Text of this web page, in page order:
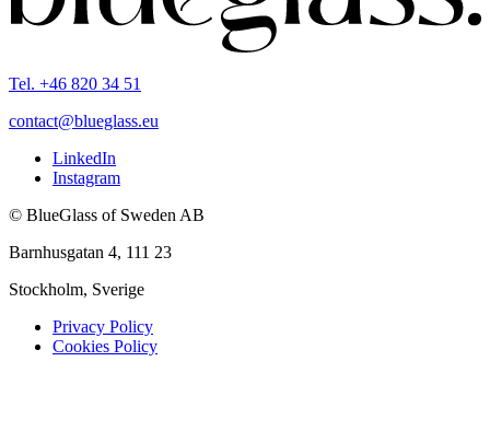
Tel. +46 820 34 51
contact@blueglass.eu
LinkedIn
Instagram
© BlueGlass of Sweden AB
Barnhusgatan 4, 111 23
Stockholm, Sverige
Privacy Policy
Cookies Policy